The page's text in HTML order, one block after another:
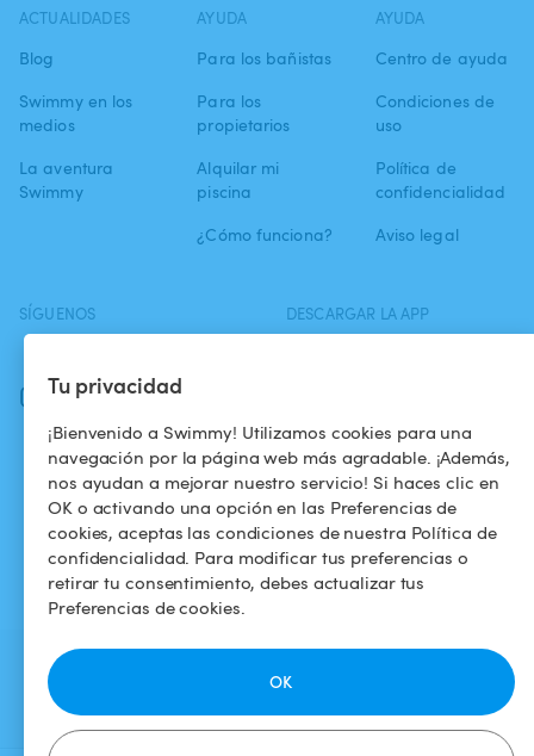
Tu privacidad
¡Bienvenido a Swimmy! Utilizamos cookies para una
navegación por la página web más agradable. ¡Además,
nos ayudan a mejorar nuestro servicio! Si haces clic en
OK o activando una opción en las Preferencias de
cookies, aceptas las condiciones de nuestra Política de
confidencialidad. Para modificar tus preferencias o
retirar tu consentimiento, debes actualizar tus
Preferencias de cookies.
OK
ACTUALIDADES
Blog
Swimmy en los
medios
La aventura
Swimmy
AYUDA
Para los bañistas
Para los
propietarios
Alquilar mi
piscina
¿Cómo funciona?
AYUDA
Centro de ayuda
Condiciones de
uso
Política de
confidencialidad
Aviso legal
SÍGUENOS
Instagram
DESCARGAR LA APP